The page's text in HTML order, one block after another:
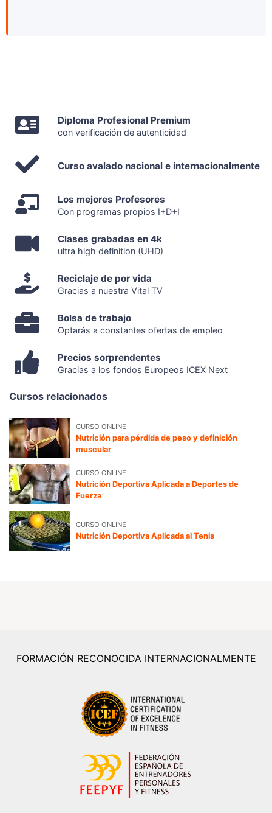
Diploma Profesional Premium
con verificación de autenticidad
Curso avalado nacional e internacionalmente
Los mejores Profesores
Con programas propios I+D+I
Clases grabadas en 4k
ultra high definition (UHD)
Reciclaje de por vida
Gracias a nuestra Vital TV
Bolsa de trabajo
Optarás a constantes ofertas de empleo
Precios sorprendentes
Gracias a los fondos Europeos ICEX Next
Cursos relacionados
CURSO ONLINE
Nutrición para pérdida de peso y definición
muscular
CURSO ONLINE
Nutrición Deportiva Aplicada a Deportes de
Fuerza
CURSO ONLINE
Nutrición Deportiva Aplicada al Tenis
FORMACIÓN RECONOCIDA INTERNACIONALMENTE